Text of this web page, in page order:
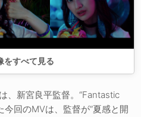
をすべて見る
、新宮良平監督。“Fantastic
回のMVは、監督が“夏感と開